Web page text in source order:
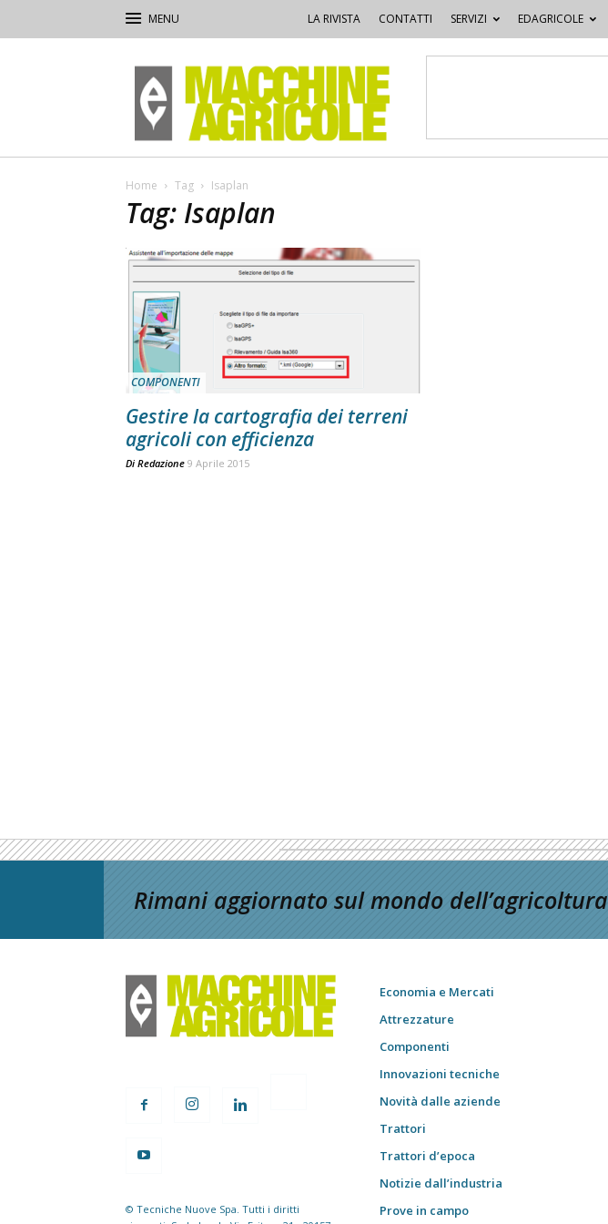
LA RIVISTA CONTATTI SERVIZI EDAGRICOLE
Macchine
Agricole
Home Tag Isaplan
Tag: Isaplan
COMPONENTI
Gestire la cartografia dei terreni
agricoli con efficienza
Di Redazione 9 Aprile 2015
Rimani aggiornato sul mondo dell’agricoltura
© Tecniche Nuove Spa. Tutti i diritti
Economia e Mercati
Attrezzature
Componenti
Innovazioni tecniche
Novità dalle aziende
Trattori
Trattori d’epoca
Notizie dall’industria
Prove in campo